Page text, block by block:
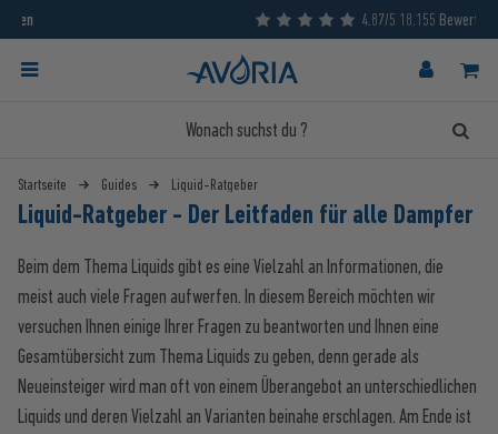
4.87/5 18.155 Bewertungen
Startseite Guides Liquid-Ratgeber
Liquid-Ratgeber - Der Leitfaden für alle Dampfer
Beim dem Thema Liquids gibt es eine Vielzahl an Informationen, die
meist auch viele Fragen aufwerfen. In diesem Bereich möchten wir
versuchen Ihnen einige Ihrer Fragen zu beantworten und Ihnen eine
Gesamtübersicht zum Thema Liquids zu geben, denn gerade als
Neueinsteiger wird man oft von einem Überangebot an unterschiedlichen
Liquids und deren Vielzahl an Varianten beinahe erschlagen. Am Ende ist